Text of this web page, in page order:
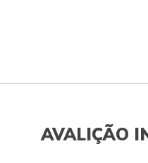
AVALIÇÃO